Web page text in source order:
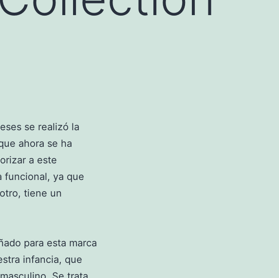
se realizó la
ahora se ha
a este
funcional, ya que
tiene un
para esta marca
infancia, que